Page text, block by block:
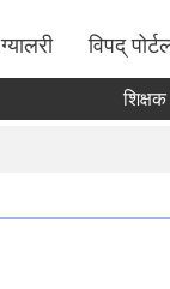
ग्यालरी विपद्
शिक्षक